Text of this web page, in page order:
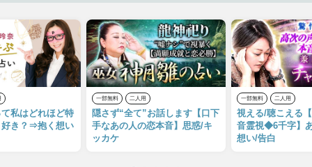
私はどれほど特
き？⇒抱く想い
一部無料 二人用
隠さず“全て”お話します【口下
手なあの人の恋本音】思惑/キ
ッカケ
一部無料 二人用
視える/聴こえる
音霊視◆6千字】
想い/告白